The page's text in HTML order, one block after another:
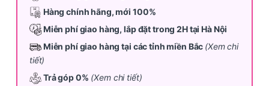
Hàng chính hãng, mới 100%
Miễn phí giao hàng, lắp đặt trong 2H tại Hà Nội
Miễn phí giao hàng tại các tỉnh miền Bắc (Xem chi
tiết)
Trả góp 0% (Xem chi tiết)